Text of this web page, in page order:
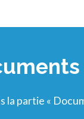
la partie «